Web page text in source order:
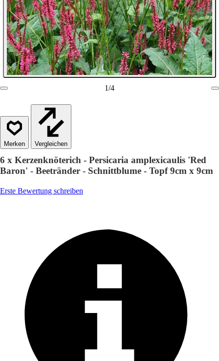
1/4
Vergleichen
6 x Kerzenknöterich - Persicaria amplexicaulis 'Red
Baron' - Beetränder - Schnittblume - Topf 9cm x 9cm
Erste Bewertung schreiben